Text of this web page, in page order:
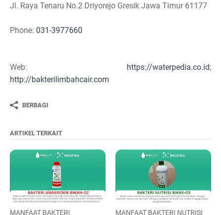
Jl. Raya Tenaru No.2 Driyorejo Gresik Jawa Timur 61177
Phone: 031-3977660
Web: https://waterpedia.co.id;
http://bakterilimbahcair.com
BERBAGI
ARTIKEL TERKAIT
MANFAAT BAKTERI
MANFAAT BAKTERI NUTRISI